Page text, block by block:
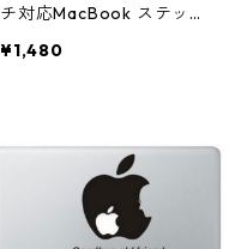
チ対応MacBook ステッカ
テッカー 雨雫のりんご ブ
¥1,480